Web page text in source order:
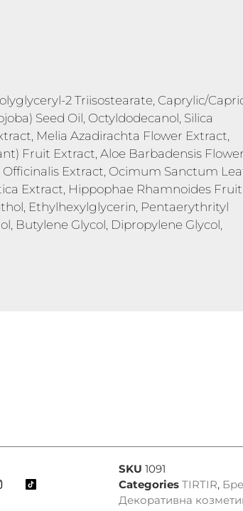
2 Triisostearate, Caprylic/
Seed Oil, Octyldodecanol, Silica
Melia Azadirachta Flower Extract,
Fruit Extract, Aloe Barbadensis Flower
Extract, Ocimum Sanctum
Extract, Hippophae Rhamnoides Fruit
Ethylhexylglycerin, Pentaerythrityl
Butylene Glycol, Dipropylene Glycol,
SKU 1091
Categories TIRTIR,
Декоративна